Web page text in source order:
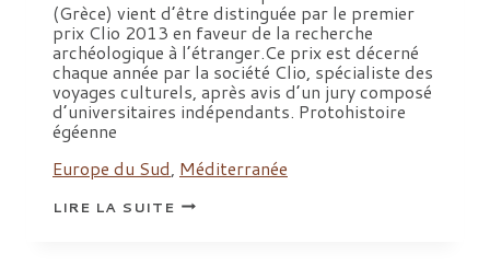
(Grèce) vient d’être distinguée par le premier
prix Clio 2013 en faveur de la recherche
archéologique à l’étranger.Ce prix est décerné
chaque année par la société Clio, spécialiste des
voyages culturels, après avis d’un jury composé
d’universitaires indépendants. Protohistoire
égéenne
Europe du Sud Méditerranée
LIRE LA SUITEPREMIER
PRIX